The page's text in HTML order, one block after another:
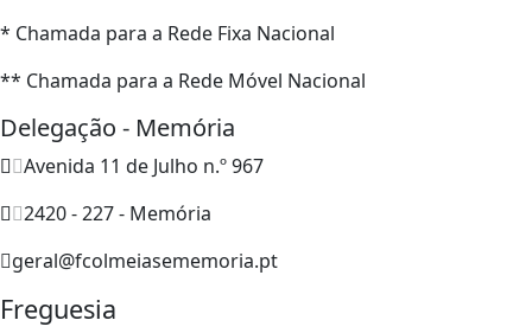
* Chamada para a Rede Fixa Nacional
** Chamada para a Rede Móvel Nacional
Delegação - Memória
Avenida 11 de Julho n.º 967
2420 - 227 - Memória
geral@fcolmeiasememoria.pt
Freguesia